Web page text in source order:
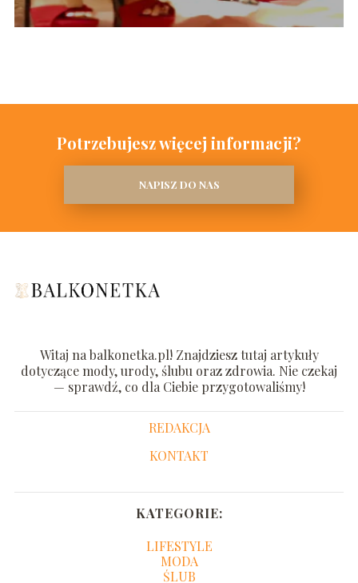
Potrzebujesz więcej informacji?
NAPISZ DO NAS
Witaj na balkonetka.pl! Znajdziesz tutaj artykuły
dotyczące mody, urody, ślubu oraz zdrowia. Nie czekaj
— sprawdź, co dla Ciebie przygotowaliśmy!
REDAKCJA
KONTAKT
KATEGORIE:
LIFESTYLE
MODA
ŚLUB